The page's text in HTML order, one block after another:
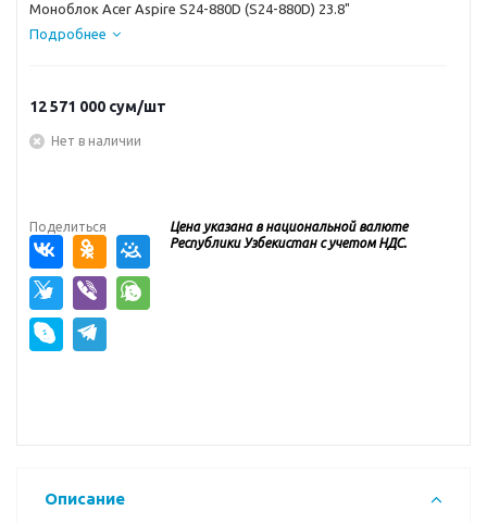
Моноблок Acer Aspire S24-880D (S24-880D) 23.8"
Подробнее
12 571 000 сум/шт
Нет в наличии
Поделиться
Цена указана в национальной валюте
Республики Узбекистан с учетом НДС.
Описание